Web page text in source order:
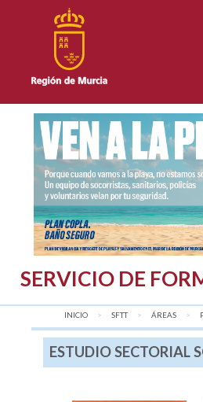
SERVICIO DE
INICIO SFTT ÁREAS
ESTUDIO SECTORIAL